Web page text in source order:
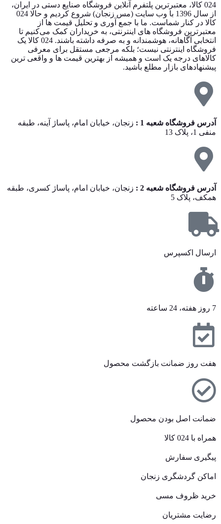
024 کالا، معتبرترین پلتفرم آنلاین فروشگاه صنایع دستی در ایران،
از سال 1396 با وب سایت (مس زنجان) شروع کردیم و حالا 024
کالا در کنار شماست. ما با جمع‌ آوری و تحلیل قیمت‌ ها از
معتبرترین فروشگاه‌ های اینترنتی، به خریداران کمک می‌کنیم تا
انتخابی آگاهانه، هوشمندانه و به‌ صرفه داشته باشند. 024 کالا یک
فروشگاه اینترنتی نیست؛ بلکه مرجعی مستقل برای معرفی
کالاهای درجه یک است و همیشه از بهترین قیمت‌ ها و واقعی‌ ترین
پیشنهادهای بازار مطلع باشید.
آدرس فروشگاه شعبه 1 :
زنجان، خیابان امام، پاساژ آینه، طبقه
منفی 1، پلاک 13
آدرس فروشگاه شعبه 2 :
زنجان، خیابان امام، پاساژ کسری، طبقه
همکف، پلاک 5
ارسال اکسپرس
7 روز هفته، 24 ساعته
هفت روز ضمانت بازگشت محصول
ضمانت اصل بودن محصول
همراه با 024 کالا
پیگیری سفارش
اماکن گردشگری زنجان
خرید ظروف مسی
رضایت مشتریان